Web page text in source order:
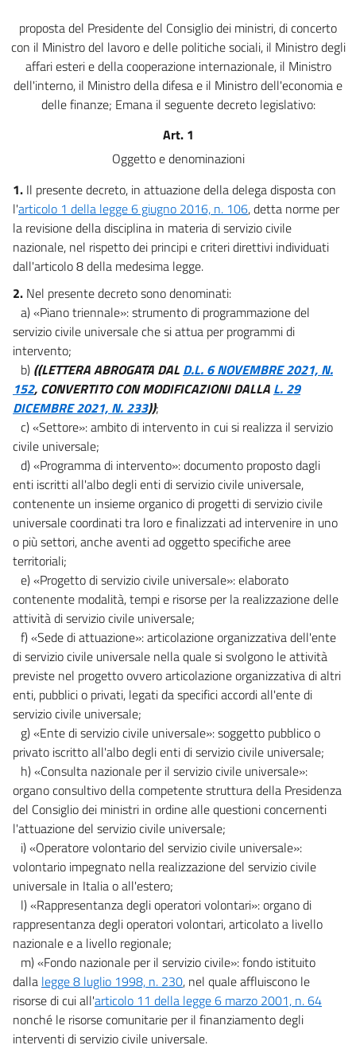
proposta del Presidente del Consiglio dei ministri, di concerto
con il Ministro del lavoro e delle politiche sociali, il Ministro degli
affari esteri e della cooperazione internazionale, il Ministro
dell'interno, il Ministro della difesa e il Ministro dell'economia e
delle finanze; Emana il seguente decreto legislativo:
Art. 1
Oggetto e denominazioni
1. Il presente decreto, in attuazione della delega disposta con
l'articolo 1 della legge 6 giugno 2016, n. 106, detta norme per
la revisione della disciplina in materia di servizio civile
nazionale, nel rispetto dei principi e criteri direttivi individuati
dall'articolo 8 della medesima legge.
2. Nel presente decreto sono denominati:
a) «Piano triennale»: strumento di programmazione del
servizio civile universale che si attua per programmi di
intervento;
b) ((LETTERA ABROGATA DAL D.L. 6 NOVEMBRE 2021, N.
152, CONVERTITO CON MODIFICAZIONI DALLA L. 29
DICEMBRE 2021, N. 233));
c) «Settore»: ambito di intervento in cui si realizza il servizio
civile universale;
d) «Programma di intervento»: documento proposto dagli
enti iscritti all'albo degli enti di servizio civile universale,
contenente un insieme organico di progetti di servizio civile
universale coordinati tra loro e finalizzati ad intervenire in uno
o più settori, anche aventi ad oggetto specifiche aree
territoriali;
e) «Progetto di servizio civile universale»: elaborato
contenente modalità, tempi e risorse per la realizzazione delle
attività di servizio civile universale;
f) «Sede di attuazione»: articolazione organizzativa dell'ente
di servizio civile universale nella quale si svolgono le attività
previste nel progetto ovvero articolazione organizzativa di altri
enti, pubblici o privati, legati da specifici accordi all'ente di
servizio civile universale;
g) «Ente di servizio civile universale»: soggetto pubblico o
privato iscritto all'albo degli enti di servizio civile universale;
h) «Consulta nazionale per il servizio civile universale»:
organo consultivo della competente struttura della Presidenza
del Consiglio dei ministri in ordine alle questioni concernenti
l'attuazione del servizio civile universale;
i) «Operatore volontario del servizio civile universale»:
volontario impegnato nella realizzazione del servizio civile
universale in Italia o all'estero;
l) «Rappresentanza degli operatori volontari»: organo di
rappresentanza degli operatori volontari, articolato a livello
nazionale e a livello regionale;
m) «Fondo nazionale per il servizio civile»: fondo istituito
dalla legge 8 luglio 1998, n. 230, nel quale affluiscono le
risorse di cui all'articolo 11 della legge 6 marzo 2001, n. 64
nonché le risorse comunitarie per il finanziamento degli
interventi di servizio civile universale.